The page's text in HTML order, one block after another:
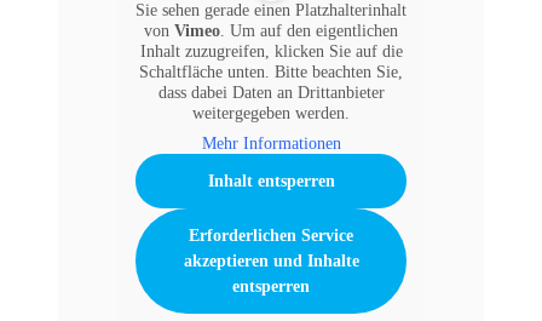
Sie sehen gerade einen Platzhalterinhalt
von Vimeo. Um auf den eigentlichen
Inhalt zuzugreifen, klicken Sie auf die
Schaltfläche unten. Bitte beachten Sie,
dass dabei Daten an Drittanbieter
weitergegeben werden.
Mehr Informationen
Inhalt entsperren
Erforderlichen Service
akzeptieren und Inhalte
entsperren